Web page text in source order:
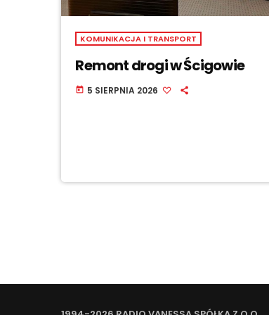
KOMUNIKACJA I TRANSPORT
Remont drogi w Ścigowie
today 5 SIERPNIA 2026